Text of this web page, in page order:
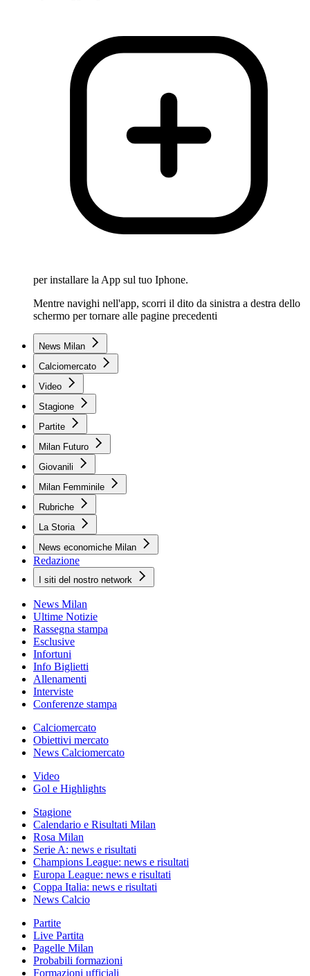
per installare la App sul tuo Iphone.
Mentre navighi nell'app, scorri il dito da sinistra a destra dello
schermo per tornare alle pagine precedenti
News Milan
Calciomercato
Video
Stagione
Partite
Milan Futuro
Giovanili
Milan Femminile
Rubriche
La Storia
News economiche Milan
Redazione
I siti del nostro network
News Milan
Ultime Notizie
Rassegna stampa
Esclusive
Infortuni
Info Biglietti
Allenamenti
Interviste
Conferenze stampa
Calciomercato
Obiettivi mercato
News Calciomercato
Video
Gol e Highlights
Stagione
Calendario e Risultati Milan
Rosa Milan
Serie A: news e risultati
Champions League: news e risultati
Europa League: news e risultati
Coppa Italia: news e risultati
News Calcio
Partite
Live Partita
Pagelle Milan
Probabili formazioni
Formazioni ufficiali